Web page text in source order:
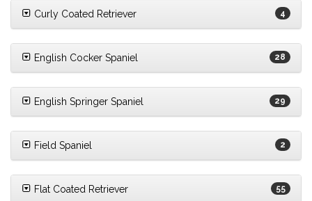
Curly Coated Retriever 4
English Cocker Spaniel 28
English Springer Spaniel 29
Field Spaniel 2
Flat Coated Retriever 55